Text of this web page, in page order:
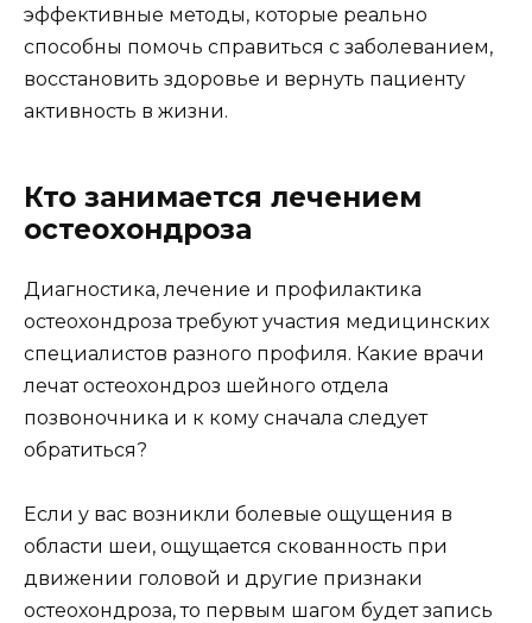
эффективные методы, которые реально
способны помочь справиться с заболеванием,
восстановить здоровье и вернуть пациенту
активность в жизни.
Кто занимается лечением
остеохондроза
Диагностика, лечение и профилактика
остеохондроза требуют участия медицинских
специалистов разного профиля. Какие врачи
лечат остеохондроз шейного отдела
позвоночника и к кому сначала следует
обратиться?
Если у вас возникли болевые ощущения в
области шеи, ощущается скованность при
движении головой и другие признаки
остеохондроза, то первым шагом будет запись